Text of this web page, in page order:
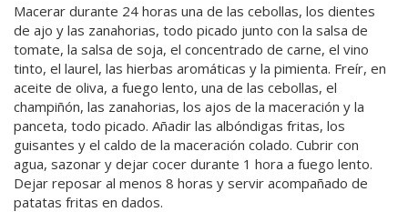
Macerar durante 24 horas una de las cebollas, los dientes
de ajo y las zanahorias, todo picado junto con la salsa de
tomate, la salsa de soja, el concentrado de carne, el vino
tinto, el laurel, las hierbas aromáticas y la pimienta. Freír, en
aceite de oliva, a fuego lento, una de las cebollas, el
champiñón, las zanahorias, los ajos de la maceración y la
panceta, todo picado. Añadir las albóndigas fritas, los
guisantes y el caldo de la maceración colado. Cubrir con
agua, sazonar y dejar cocer durante 1 hora a fuego lento.
Dejar reposar al menos 8 horas y servir acompañado de
patatas fritas en dados.